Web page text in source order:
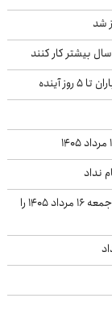
شد
آینده
نداد
تغییرات شدید محصولات سایپا/ خریداران جدول امروز جمعه ۱۶ مرداد ۱۴۰۵ را